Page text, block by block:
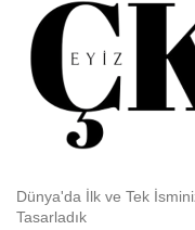
Dünya'da İlk ve Tek
Tasarladık